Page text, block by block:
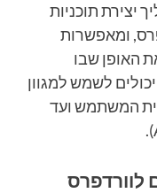
יצירת תוכניות
ומאפשרות
האופן שבו
לשמש למגוון
המשתמש ועד
לוורדפרס